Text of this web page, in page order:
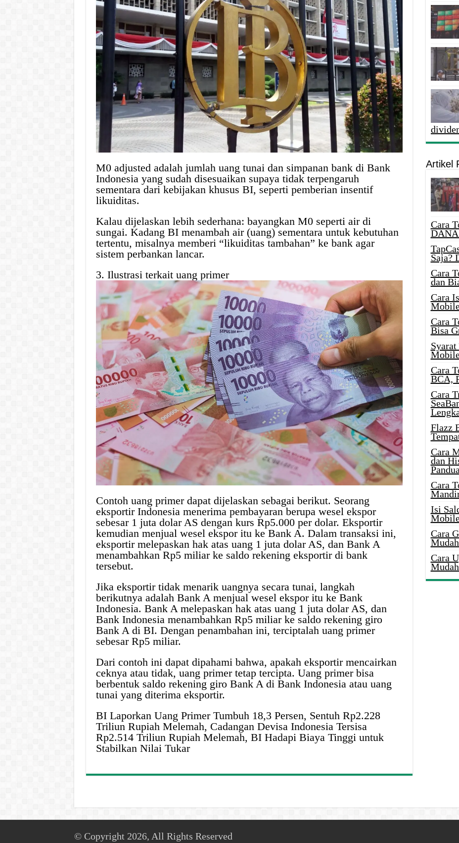
M0 adjusted adalah jumlah uang tunai dan simpanan bank di Bank
Indonesia yang sudah disesuaikan supaya tidak terpengaruh
sementara dari kebijakan khusus BI, seperti pemberian insentif
likuiditas.
Kalau dijelaskan lebih sederhana: bayangkan M0 seperti air di
sungai. Kadang BI menambah air (uang) sementara untuk kebutuhan
tertentu, misalnya memberi “likuiditas tambahan” ke bank agar
sistem perbankan lancar.
3. Ilustrasi terkait uang primer
Contoh uang primer dapat dijelaskan sebagai berikut. Seorang
eksportir Indonesia menerima pembayaran berupa wesel ekspor
sebesar 1 juta dolar AS dengan kurs Rp5.000 per dolar. Eksportir
kemudian menjual wesel ekspor itu ke Bank A. Dalam transaksi ini,
eksportir melepaskan hak atas uang 1 juta dolar AS, dan Bank A
menambahkan Rp5 miliar ke saldo rekening eksportir di bank
tersebut.
Jika eksportir tidak menarik uangnya secara tunai, langkah
berikutnya adalah Bank A menjual wesel ekspor itu ke Bank
Indonesia. Bank A melepaskan hak atas uang 1 juta dolar AS, dan
Bank Indonesia menambahkan Rp5 miliar ke saldo rekening giro
Bank A di BI. Dengan penambahan ini, terciptalah uang primer
sebesar Rp5 miliar.
Dari contoh ini dapat dipahami bahwa, apakah eksportir mencairkan
ceknya atau tidak, uang primer tetap tercipta. Uang primer bisa
berbentuk saldo rekening giro Bank A di Bank Indonesia atau uang
tunai yang diterima eksportir.
BI Laporkan Uang Primer Tumbuh 18,3 Persen, Sentuh Rp2.228
Triliun Rupiah Melemah, Cadangan Devisa Indonesia Tersisa
Rp2.514 Triliun Rupiah Melemah, BI Hadapi Biaya Tinggi untuk
Stabilkan Nilai Tukar
Artikel
Cara
Saja?
Cara
dan
Cara
Cara
Bisa
Cara
BCA,
Cara
Flazz
Cara
dan
Cara
Isi
Cara
Cara
© Copyright 2026, All Rights Reserved